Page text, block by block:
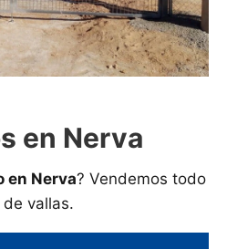
en Nerva
en Nerva? Vendemos todo
vallas.